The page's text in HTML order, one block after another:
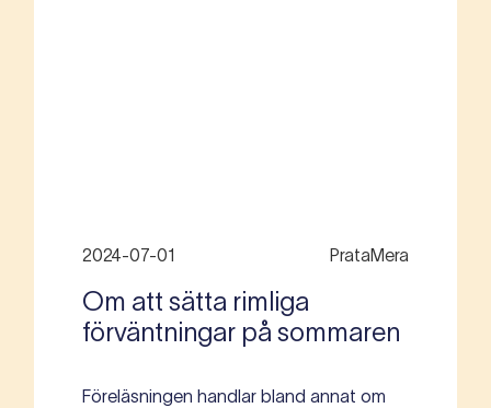
2024-07-01 PrataMera
Om att sätta rimliga
förväntningar på sommaren
Föreläsningen handlar bland annat om